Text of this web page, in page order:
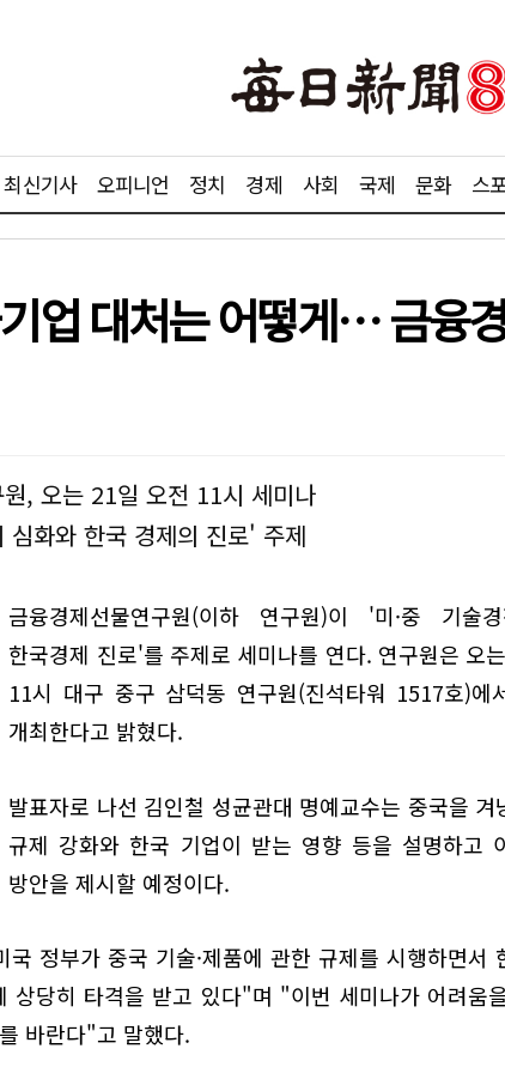
최신기사 오피니언 정치 경제 사회 국제 문화 스
업 대처는 어떻게… 금융
, 오는 21일 오전 11시 세미나
심화와 한국 경제의 진로' 주제
금융경제선물연구원(이하 연구원)이 '미·중 기술
한국경제 진로'를 주제로 세미나를 연다. 연구원은 오
11시 대구 중구 삼덕동 연구원(진석타워 1517호)에
개최한다고 밝혔다.
발표자로 나선 김인철 성균관대 명예교수는 중국을 겨
규제 강화와 한국 기업이 받는 영향 등을 설명하고
방안을 제시할 예정이다.
정부가 중국 기술·제품에 관한 규제를 시행하면서
상당히 타격을 받고 있다"며 "이번 세미나가 어려움
바란다"고 말했다.